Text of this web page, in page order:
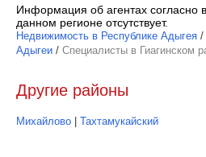
Информация об агентах согласно
данном регионе отсутствует.
Недвижимость в Республике Адыгея /
Адыгеи / Специалисты в Гиагинском
Другие районы
Михайлово Тахтамукайский